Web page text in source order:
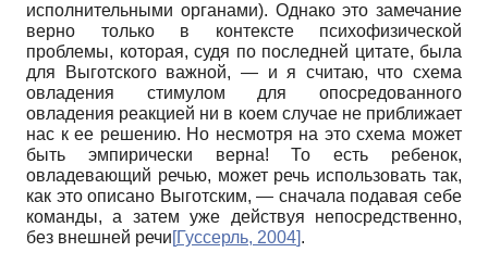
исполнительными органами). Однако это замечание
верно только в контексте психофизической
проблемы, которая, судя по последней цитате, была
для Выготского важной, — и я считаю, что схема
овладения стимулом для опосредованного
овладения реакцией ни в коем случае не приближает
нас к ее решению. Но несмотря на это схема может
быть эмпирически верна! То есть ребенок,
овладевающий речью, может речь использовать так,
как это описано Выготским, — сначала подавая себе
команды, а затем уже действуя непосредственно,
без внешней речи[Гуссерль, 2004].